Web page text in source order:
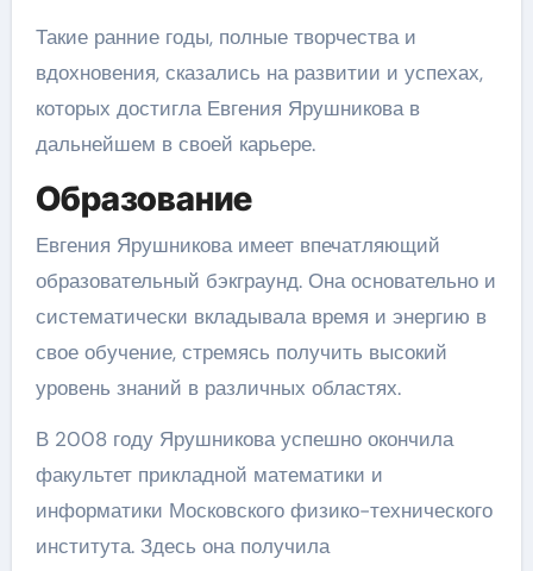
Такие ранние годы, полные творчества и
вдохновения, сказались на развитии и успехах,
которых достигла Евгения Ярушникова в
дальнейшем в своей карьере.
Образование
Евгения Ярушникова имеет впечатляющий
образовательный бэкграунд. Она основательно и
систематически вкладывала время и энергию в
свое обучение, стремясь получить высокий
уровень знаний в различных областях.
В 2008 году Ярушникова успешно окончила
факультет прикладной математики и
информатики Московского физико-технического
института. Здесь она получила